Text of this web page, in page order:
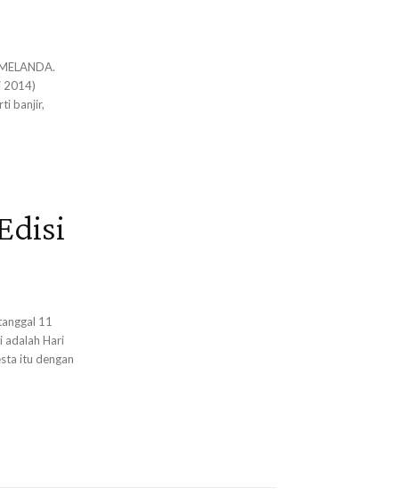
2014)
banjir,
11
adalah Hari
itu dengan